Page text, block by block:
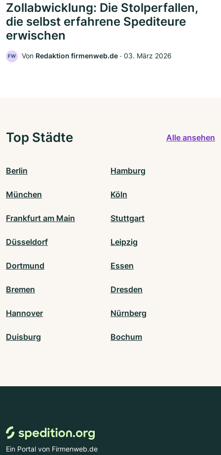
Zollabwicklung: Die Stolperfallen,
die selbst erfahrene Spediteure
erwischen
FW Von Redaktion firmenweb.de ‧ 03. März 2026
Top Städte Alle ansehen
Berlin Hamburg
München Köln
Frankfurt am Main Stuttgart
Düsseldorf Leipzig
Dortmund Essen
Bremen Dresden
Hannover Nürnberg
Duisburg Bochum
Ein Portal von Firmenweb.de